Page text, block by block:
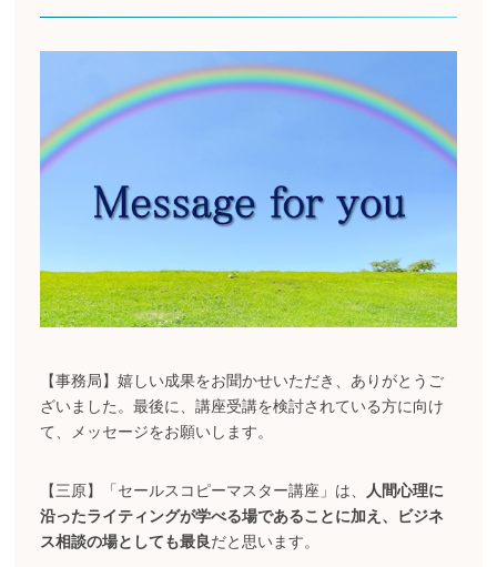
【事務局】嬉しい成果をお聞かせいただき、ありがとうご
ざいました。最後に、講座受講を検討されている方に向け
て、メッセージをお願いします。
【三原】「セールスコピーマスター講座」は、
人間心理に
沿ったライティングが学べる場であることに加え、ビジネ
ス相談の場としても最良だと思います。